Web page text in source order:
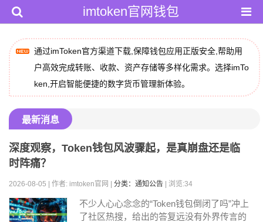
imtoken官网钱包
通过imToken官方渠道下载,保障钱包应用正版安全,帮助用
户高效完成转账、收款、资产存储等多样化需求。选择imTo
ken,开启智能便捷的数字货币管理新体验。
最新消息
深度观察，Token钱包风波骤起，是真崩盘还是临
时阵痛？
2026-08-05 | 作者: imtoken官网 | 分类：通知公告 | 浏览:34
不少人心心念念的“Token钱包倒闭了吗”冲上
了社区热搜，给出的答复远没有外界传言的